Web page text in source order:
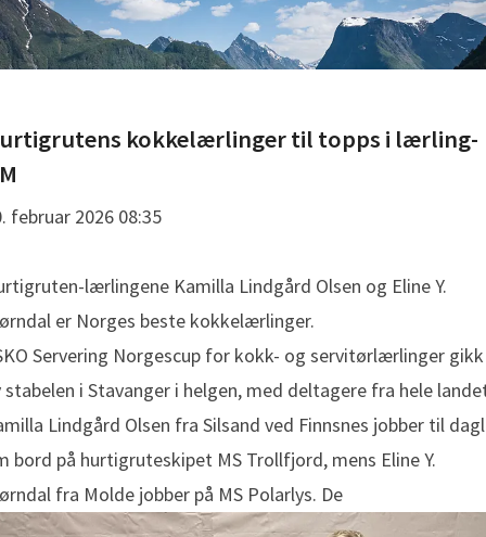
kokkelærlinger til topps i lærling-
februar 2026 08:35
lærlingene Kamilla Lindgård Olsen og Eline Y.
er Norges beste kokkelærlinger.
Servering Norgescup for kokk- og servitørlærlinger gikk
stabelen i Stavanger i helgen, med deltagere fra hele
Lindgård Olsen fra Silsand ved Finnsnes jobber til
bord på hurtigruteskipet MS Trollfjord, mens Eline Y.
fra Molde jobber på MS Polarlys. De